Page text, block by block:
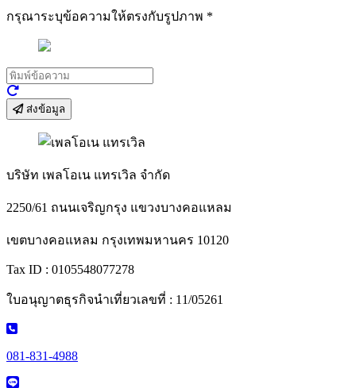
กรุณาระบุข้อความให้ตรงกับรูปภาพ *
ส่งข้อมูล
บริษัท เพลโอเน แทรเวิล จำกัด
2250/61 ถนนเจริญกรุง แขวงบางคอแหลม
เขตบางคอแหลม กรุงเทพมหานคร 10120
Tax ID : 0105548077278
ใบอนุญาตธุรกิจนำเที่ยวเลขที่ : 11/05261
081-831-4988